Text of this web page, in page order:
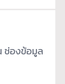
ช่องข้อมูล